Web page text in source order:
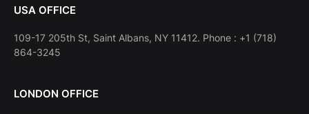
USA OFFICE
109-17 205th St, Saint Albans, NY 11412. Phone : +1 (718)
864-3245
LONDON OFFICE